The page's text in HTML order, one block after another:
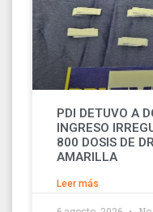
PDI DETUVO A
INGRESO
800 DOSIS DE
AMARILLA
Leer más